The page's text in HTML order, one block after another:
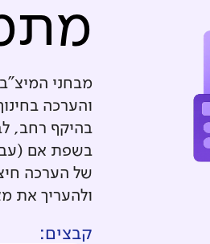
מבחני
בשפת אם
של הערכה
ולהעריך את
קבצים: